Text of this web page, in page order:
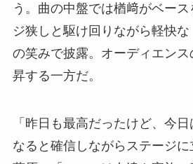
う。曲の中盤では楢﨑がベー
ジ狭しと駆け回りながら軽快
の笑みで披露。オーディエン
昇する一方だ。
「昨日も最高だったけど、今
なると確信しながらステージに